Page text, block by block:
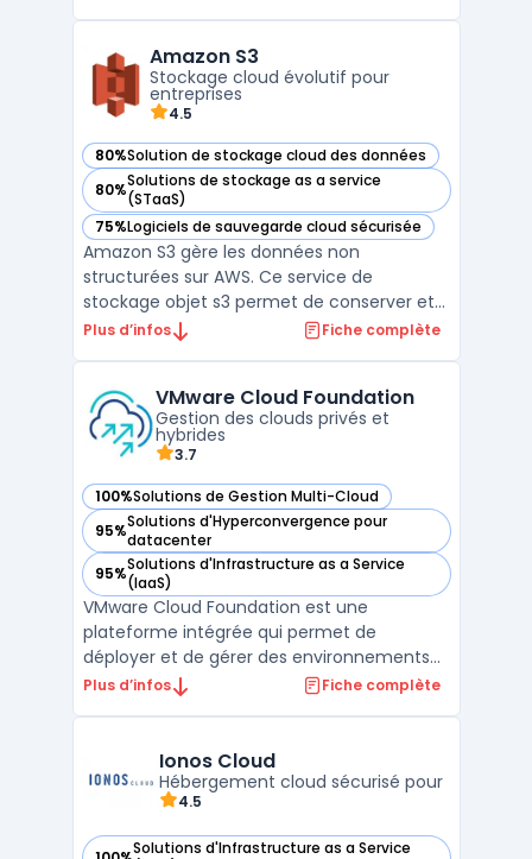
surtout présent en Asie mais continue de
gagner en popularité ...
Amazon S3
Stockage cloud évolutif pour
entreprises
4.5
80%Solution de stockage cloud des données
— voir Amazon S3 dans cette catégorie
80%Solutions de stockage as a service
(STaaS)
— voir Amazon S3 dans cette catégorie
75%Logiciels de sauvegarde cloud sécurisée
— voir Amazon S3 dans cette catégorie
Amazon S3 gère les données non
structurées sur AWS. Ce service de
stockage objet s3 permet de conserver et
récupérer tout volume de fichiers. Les
conception garantit une durabilité élevée,
répondant aux besoins infor ...
Plus d’infos Fiche complète
VMware Cloud Foundation
Gestion des clouds privés et
hybrides
3.7
100%Solutions de Gestion Multi-Cloud
— voir VMware Cloud Foundation dans cette catégorie
95%Solutions d'Hyperconvergence pour
datacenter
— voir VMware Cloud Foundation dans cette catégorie
95%Solutions d'Infrastructure as a Service
(IaaS)
— voir VMware Cloud Foundation dans cette catégorie
VMware Cloud Foundation est une
plateforme intégrée qui permet de
déployer et de gérer des environnements
de cloud privé et hybride. Elle offre une
VMware Cloud Foundation intègre des outils
de gestion, de surveilla ...
Plus d’infos Fiche complète
Ionos Cloud
Hébergement cloud sécurisé pour
4.5
Solutions d'Infrastructure as a Service